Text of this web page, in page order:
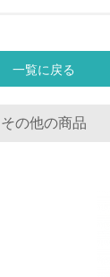
握し、具体的な
一覧に戻る
その他の商品